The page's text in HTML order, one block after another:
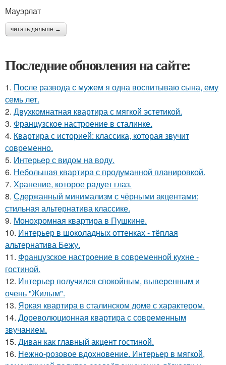
Мауэрлат
читать дальше →
Последние обновления на сайте:
1. После развода с мужем я одна воспитываю сына, ему
семь лет.
2. Двухкомнатная квартира с мягкой эстетикой.
3. Французское настроение в сталинке.
4. Квартира с историей: классика, которая звучит
современно.
5. Интерьер с видом на воду.
6. Небольшая квартира с продуманной планировкой.
7. Хранение, которое радует глаз.
8. Сдержанный минимализм с чёрными акцентами:
стильная альтернатива классике.
9. Монохромная квартира в Пушкине.
10. Интерьер в шоколадных оттенках - тёплая
альтернатива Бежу.
11. Французское настроение в современной кухне -
гостиной.
12. Интерьер получился спокойным, выверенным и
очень "Жилым".
13. Яркая квартира в сталинском доме с характером.
14. Дореволюционная квартира с современным
звучанием.
15. Диван как главный акцент гостиной.
16. Нежно-розовое вдохновение. Интерьер в мягкой,